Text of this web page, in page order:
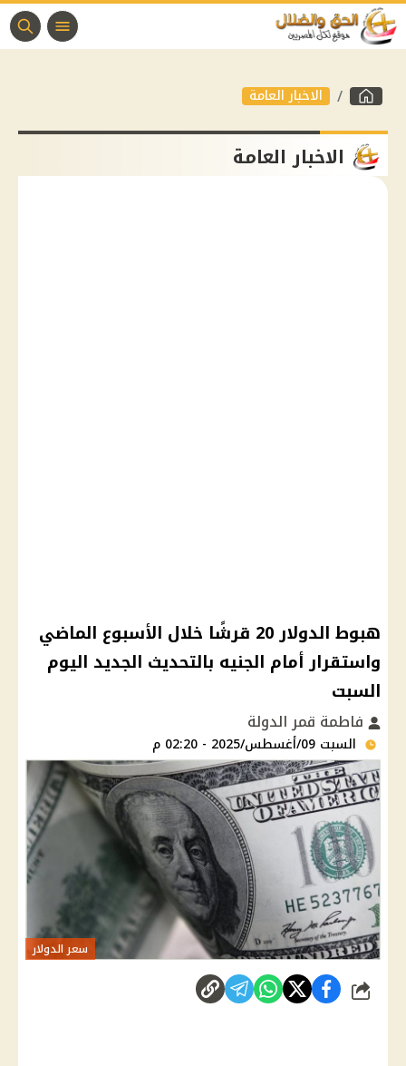
الاخبار العامة
الاخبار العامة
هبوط الدولار 20 قرشًا خلال الأسبوع الماضي
واستقرار أمام الجنيه بالتحديث الجديد اليوم
السبت
فاطمة قمر الدولة
السبت 09/أغسطس/2025 - 02:20 م
سعر الدولار
شارك